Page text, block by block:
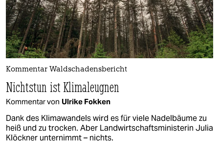
Kommentar Waldschadensbericht
Nichtstun ist Klimaleugnen
Kommentar von Ulrike Fokken
Dank des Klimawandels wird es für viele Nadelbäume zu
heiß und zu trocken. Aber Landwirtschaftsministerin Julia
Klöckner unternimmt – nichts.